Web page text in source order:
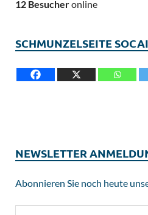
12 Besucheronline
SCHMUNZELSEITE
NEWSLETTER
Abonnieren Sie noch heute